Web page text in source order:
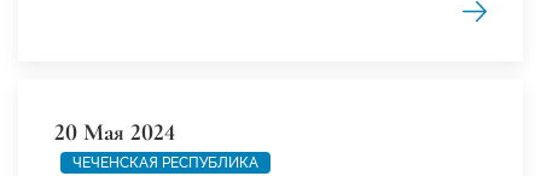
20 Мая 2024
ЧЕЧЕНСКАЯ РЕСПУБЛИКА